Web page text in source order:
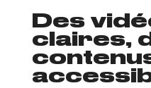
Des
claires,